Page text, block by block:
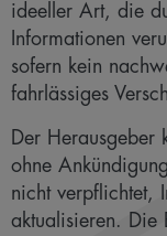
ideeller Art, die
Informationen
sofern kein
fahrlässiges
Der Herausgeber
ohne
nicht verpflichtet,
aktualisieren. Die